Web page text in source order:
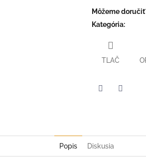
Môžeme doručiť
Kategória:
TLAČ
Popis Diskusia